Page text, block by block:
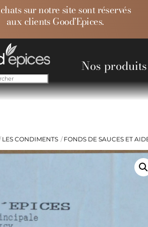
sur notre site sont réservés
aux clients Good’Epices.
Nos produits
LES CONDIMENTS FONDS DE SAUCES ET